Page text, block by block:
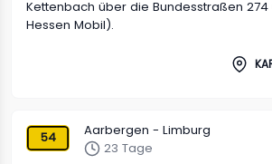
Kettenbach über die Bundesstraßen 274
Hessen Mobil).
54
Aarbergen - Limburg
23 Tage